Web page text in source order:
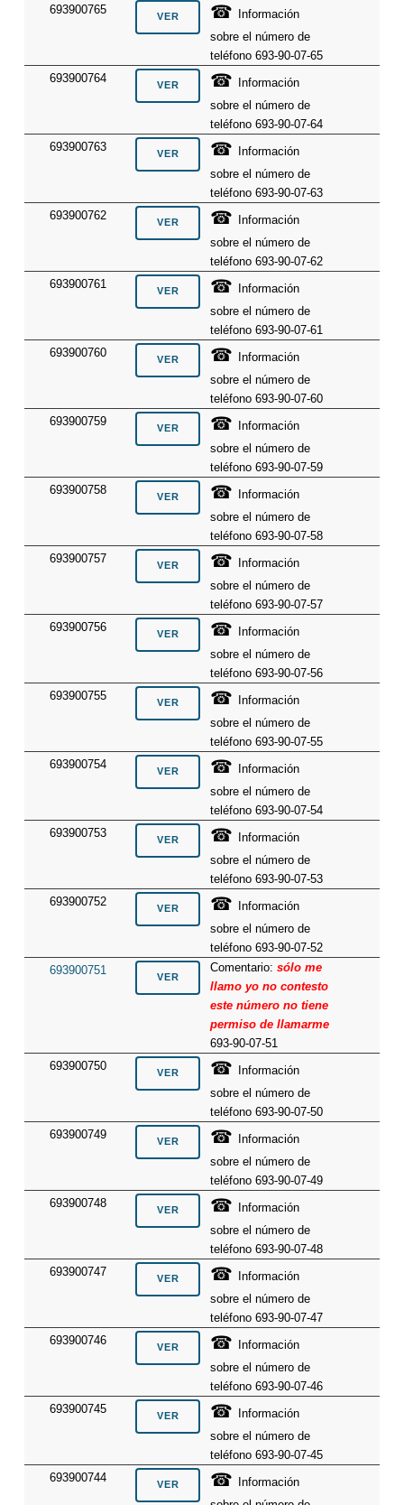
693900765
☎
Información
sobre el número de
teléfono 693-90-07-65
693900764
☎
Información
sobre el número de
teléfono 693-90-07-64
693900763
☎
Información
sobre el número de
teléfono 693-90-07-63
693900762
☎
Información
sobre el número de
teléfono 693-90-07-62
693900761
☎
Información
sobre el número de
teléfono 693-90-07-61
693900760
☎
Información
sobre el número de
teléfono 693-90-07-60
693900759
☎
Información
sobre el número de
teléfono 693-90-07-59
693900758
☎
Información
sobre el número de
teléfono 693-90-07-58
693900757
☎
Información
sobre el número de
teléfono 693-90-07-57
693900756
☎
Información
sobre el número de
teléfono 693-90-07-56
693900755
☎
Información
sobre el número de
teléfono 693-90-07-55
693900754
☎
Información
sobre el número de
teléfono 693-90-07-54
693900753
☎
Información
sobre el número de
teléfono 693-90-07-53
693900752
☎
Información
sobre el número de
teléfono 693-90-07-52
693900751
Comentario:sólo me
llamo yo no contesto
este número no tiene
permiso de llamarme
693-90-07-51
693900750
☎
Información
sobre el número de
teléfono 693-90-07-50
693900749
☎
Información
sobre el número de
teléfono 693-90-07-49
693900748
☎
Información
sobre el número de
teléfono 693-90-07-48
693900747
☎
Información
sobre el número de
teléfono 693-90-07-47
693900746
☎
Información
sobre el número de
teléfono 693-90-07-46
693900745
☎
Información
sobre el número de
teléfono 693-90-07-45
693900744
☎
Información